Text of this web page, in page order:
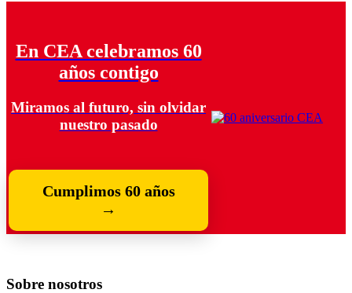
En CEA celebramos 60
años contigo
Miramos al futuro, sin olvidar
nuestro pasado
Cumplimos 60 años
→
Sobre nosotros